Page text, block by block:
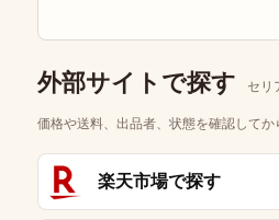
外部サイトで探す セリ
価格や送料、出品者、状態を確認してか
楽天市場で探す